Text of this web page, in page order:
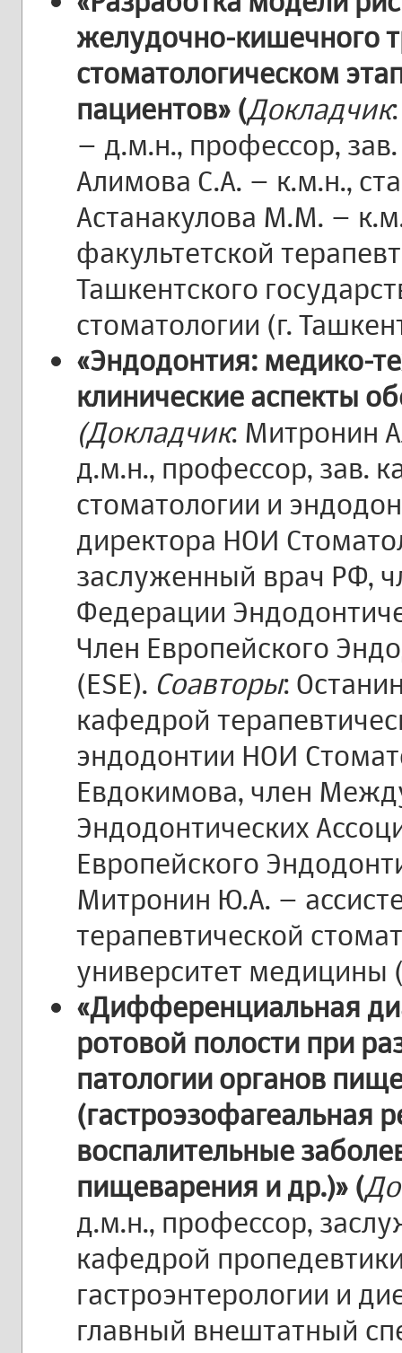
желудочно-кишечного
стоматологическом
пациентов» (Докладчик
– д.м.н., профессор,
Алимова С.А. – к.м.н.,
Астанакулова М.М. –
факультетской
Ташкентского
стоматологии (г.
«Эндодонтия: медико-
клинические аспекты
(Докладчик: Митронин
д.м.н., профессор, зав.
стоматологии и
директора НОИ
заслуженный врач РФ,
Федерации
Член Европейского
(ESE). Соавторы:
кафедрой
эндодонтии НОИ
Евдокимова, член
Эндодонтических
Европейского
Митронин Ю.А. –
терапевтической
университет медицины
«Дифференциальная
ротовой полости при
патологии органов
(гастроэзофагеальная
воспалительные
пищеварения и др.)» (
д.м.н., профессор,
кафедрой
гастроэнтерологии и
главный внештатный